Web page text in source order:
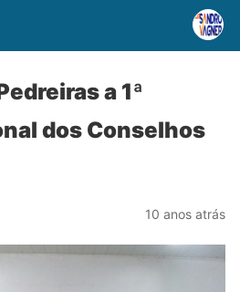
a 1ª
dos Conselhos
10 anos atrás